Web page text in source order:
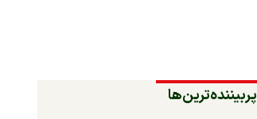
پربیننده‌ترین‌ها